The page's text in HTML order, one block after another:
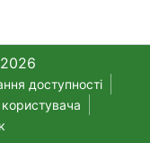
доступності